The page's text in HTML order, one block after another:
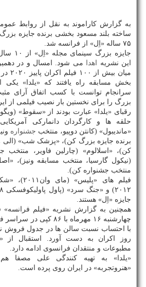
به گزارش کاراموند به نقل از روابط
ساخته بلند مسعود بخشی برنده جایزه
۷۵ ساله «اِل» از فرانسه شد.
جایزه
این نشریه
اهدا
می شود. امسال و در
میان
بخش مسابقه راه یافتند که «یلدا» یکی
سرانجام توانست با کسب اتفاق آرای
بزرگ را برای نخستین بار نصیب فیلمی از
رقبای «یلدا» عبارت بودند از «سقوط»
حلقه ها و کارگردان دانمارکی
«ماندیبول» (کانتن دوپیو، منتخب جشنواره
برنده جایزه بزرگ کن)، «پزشک شب» (الی
کن)، «اسلالوم» (چارلین فاویر،
(نیکول گارسیا، منتخب مسابقه ونیز)،
منتخب جشنواره کن).
فیلم های
جایزه «اِل» هستند.
همچنین به گزارش نشریه «فیلم فرانسه»
چهارشنبه ۱۶ مهرماه با ۸۶
با احتساب نسبت سالن ها در جدول فروش
روز اکران به دست آورد. استقبال از
مطبوعات و منتقدان فرانسوی ادامه دارد.
«یلدا» به تهیه کنندگی علی مصفا
«هنروتجربه» در ایران روی پرده است.